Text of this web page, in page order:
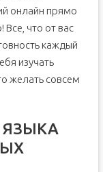
онлайн прямо
что от вас
каждый
изучать
желать совсем
ЯЗЫКА